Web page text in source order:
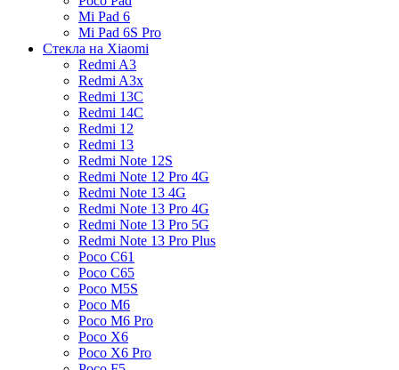
Mi Pad 6
Mi Pad 6S Pro
Стекла на Xiaomi
Redmi A3
Redmi A3x
Redmi 13C
Redmi 14C
Redmi 12
Redmi 13
Redmi Note 12S
Redmi Note 12 Pro 4G
Redmi Note 13 4G
Redmi Note 13 Pro 4G
Redmi Note 13 Pro 5G
Redmi Note 13 Pro Plus
Poco C61
Poco C65
Poco M5S
Poco M6
Poco M6 Pro
Poco X6
Poco X6 Pro